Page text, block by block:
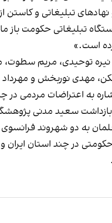
تبليغاتی و کاستن
تبلیغاتی حکومت
است.»
نیره توحیدی، مريم
مهدی نوربخش و مهرداد
اشاره به اعتراضات مردمی
بازداشت سعید مدنی
به دو شهروند
در چند استان